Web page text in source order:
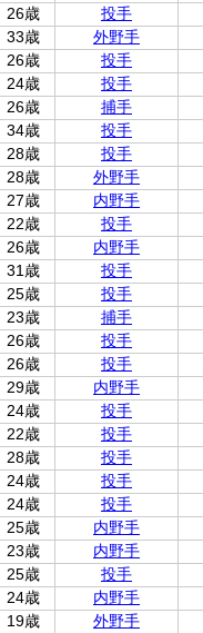
26歳 投手
33歳 外野手
26歳 投手
24歳 投手
26歳 捕手
34歳 投手
28歳 投手
28歳 外野手
27歳 内野手
22歳 投手
26歳 内野手
31歳 投手
25歳 投手
23歳 捕手
26歳 投手
26歳 投手
29歳 内野手
24歳 投手
22歳 投手
28歳 投手
24歳 投手
24歳 投手
25歳 内野手
23歳 内野手
25歳 投手
24歳 内野手
19歳 外野手